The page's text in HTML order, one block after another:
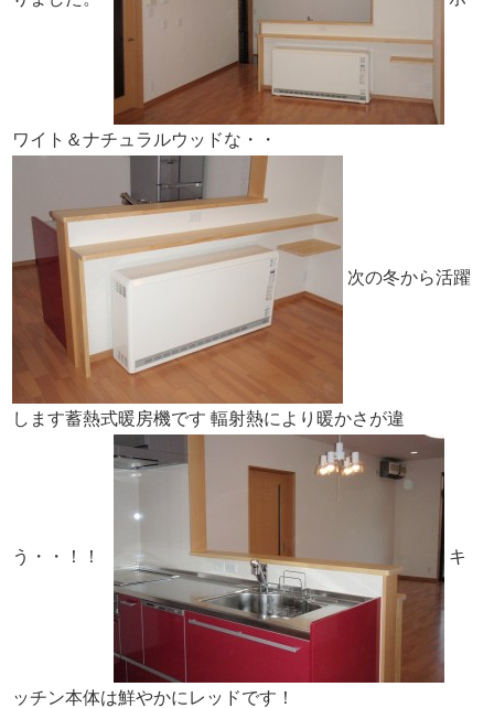
ワイト＆ナチュラルウッドな・・
次の冬から活躍
します蓄熱式暖房機です 輻射熱により暖かさが違
う・・！！ キ
ッチン本体は鮮やかにレッドです！